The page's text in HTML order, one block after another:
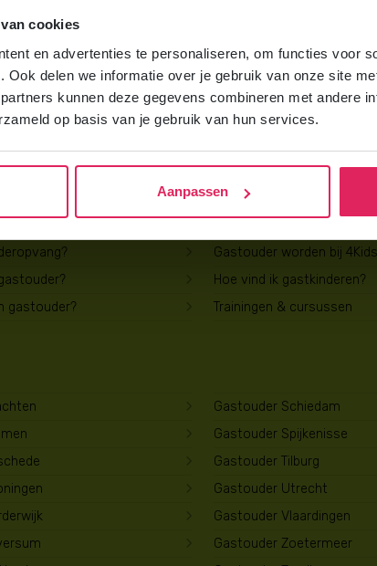
cookies
en advertenties te personaliseren, om functies voor
Ook delen we informatie over je gebruik van onze site
kunnen deze gegevens combineren met andere
op basis van je gebruik van hun services.
Aanpassen
Brochure aanvragen
gastouder?
Gastouder worden bij 4Kids
Hoe vind ik gastkinderen?
Trainingen & cursussen
Gastouder Schiedam
Gastouder Spijkenisse
Gastouder Tilburg
Gastouder Utrecht
Gastouder Vlaardingen
Gastouder Zoetermeer